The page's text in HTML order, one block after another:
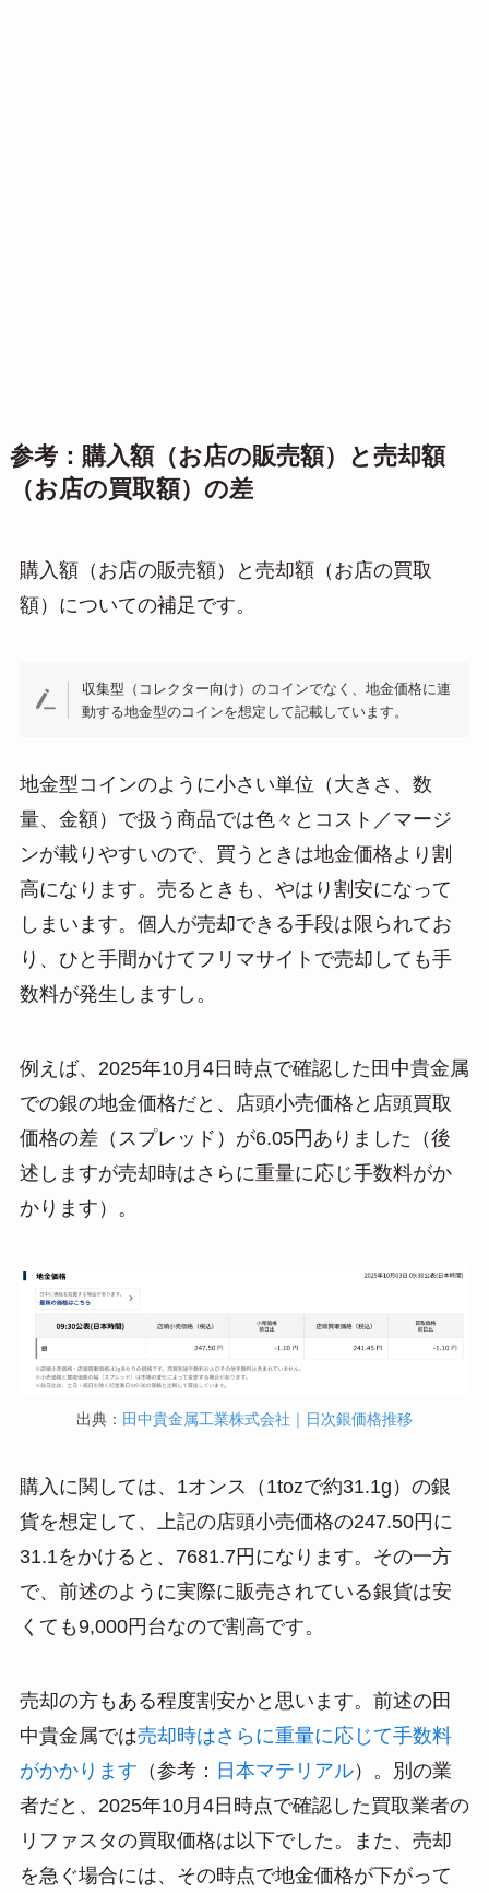
参考：購入額（お店の販売額）と売却額
（お店の買取額）の差
購入額（お店の販売額）と売却額（お店の買取
額）についての補足です。
収集型（コレクター向け）のコインでなく、地金価格に連
動する地金型のコインを想定して記載しています。
地金型コインのように小さい単位（大きさ、数
量、金額）で扱う商品では色々とコスト／マージ
ンが載りやすいので、買うときは地金価格より割
高になります。売るときも、やはり割安になって
しまいます。個人が売却できる手段は限られてお
り、ひと手間かけてフリマサイトで売却しても手
数料が発生しますし。
例えば、2025年10月4日時点で確認した田中貴金属
での銀の地金価格だと、店頭小売価格と店頭買取
価格の差（スプレッド）が6.05円ありました（後
述しますが売却時はさらに重量に応じ手数料がか
かります）。
出典： 田中貴金属工業株式会社｜日次銀価格推移
購入に関しては、1オンス（1tozで約31.1g）の銀
貨を想定して、上記の店頭小売価格の247.50円に
31.1をかけると、7681.7円になります。その一方
で、前述のように実際に販売されている銀貨は安
くても9,000円台なので割高です。
売却の方もある程度割安かと思います。前述の田
中貴金属では売却時はさらに重量に応じて手数料
がかかります （参考： 日本マテリアル）。別の業
者だと、2025年10月4日時点で確認した買取業者の
リファスタの買取価格は以下でした。また、売却
を急ぐ場合には、その時点で地金価格が下がって